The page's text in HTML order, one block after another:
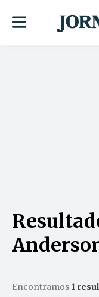
Encontramos 1